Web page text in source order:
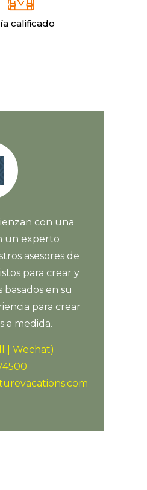
calificado
con una
un experto
asesores de
para crear y
​​en su
para crear
a medida.
| Wechat)